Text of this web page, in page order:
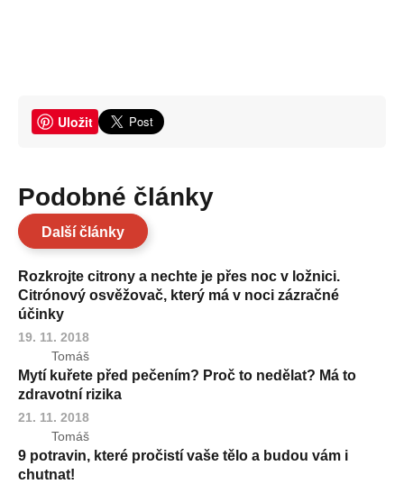
Uložit
Podobné články
Další články
Rozkrojte citrony a nechte je přes noc v ložnici.
Citrónový osvěžovač, který má v noci zázračné
účinky
19. 11. 2018
Tomáš
Mytí kuřete před pečením? Proč to nedělat? Má to
zdravotní rizika
21. 11. 2018
Tomáš
9 potravin, které pročistí vaše tělo a budou vám i
chutnat!